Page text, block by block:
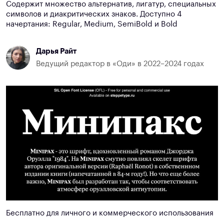
Содержит множество альтернатив, лигатур, специальных
символов и диакритических знаков. Доступно 4
начертания: Regular, Medium, SemiBold и Bold
Дарья Райт
Ведущий редактор в «Оди» в 2022–2024 годах
Бесплатно для личного и коммерческого использования